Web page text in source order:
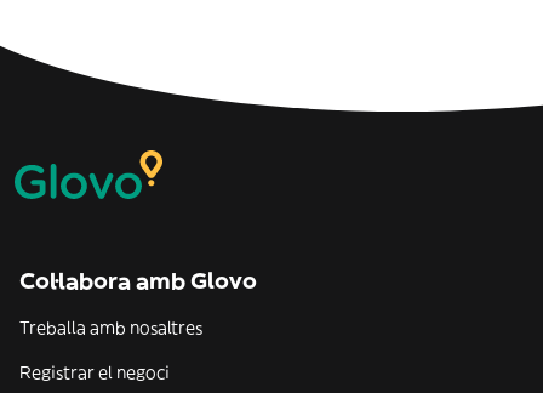
Col·labora amb Glovo
Treballa amb nosaltres
Registrar el negoci